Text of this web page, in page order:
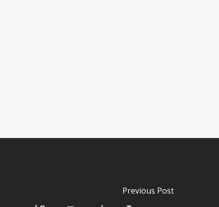
Previous Post